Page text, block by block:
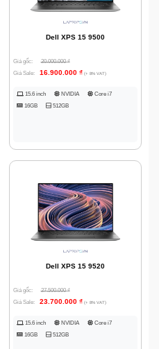
Dell XPS 15 9500
Giá gốc: 20.000.000₫
Giá Sale:
16.900.000 ₫ (+ 8% VAT)
15.6 inch NVIDIA
Core i7
16GB
512GB
Dell XPS 15 9520
Giá gốc: 27.500.000₫
Giá Sale:
23.700.000 ₫ (+ 8% VAT)
15.6 inch NVIDIA
Core i7
16GB
512GB